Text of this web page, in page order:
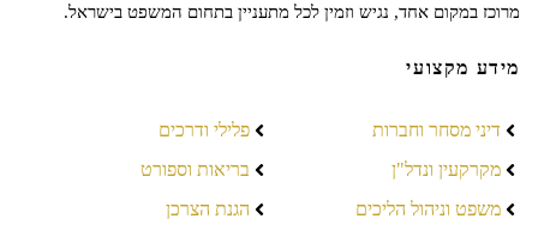
מרוכז במקום אחד, נגיש וזמין לכל מתעניין בתחום המשפט בישראל.
מידע מקצועי
דיני מסחר וחברות
מקרקעין ונדל"ן
משפט וניהול הליכים
פלילי ודרכים
בריאות וספורט
הגנת הצרכן